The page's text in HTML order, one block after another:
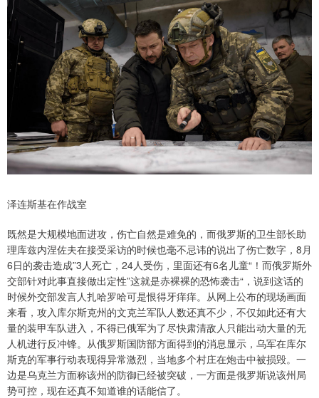
泽连斯基在作战室
既然是大规模地面进攻，伤亡自然是难免的，而俄罗斯的卫生部长助
理库兹内涅佐夫在接受采访的时候也毫不忌讳的说出了伤亡数字，8月
6日的袭击造成”3人死亡，24人受伤，里面还有6名儿童“！而俄罗斯外
交部针对此事直接做出定性”这就是赤裸裸的恐怖袭击“，说到这话的
时候外交部发言人扎哈罗哈可是恨得牙痒痒。从网上公布的现场画面
来看，攻入库尔斯克州的文克兰军队人数还真不少，不仅如此还有大
量的装甲车队进入，不得已俄军为了尽快肃清敌人只能出动大量的无
人机进行反冲锋。从俄罗斯国防部方面得到的消息显示，乌军在库尔
斯克的军事行动表现得异常激烈，当地多个村庄在炮击中被损毁。一
边是乌克兰方面称该州的防御已经被突破，一方面是俄罗斯说该州局
势可控，现在还真不知道谁的话能信了。